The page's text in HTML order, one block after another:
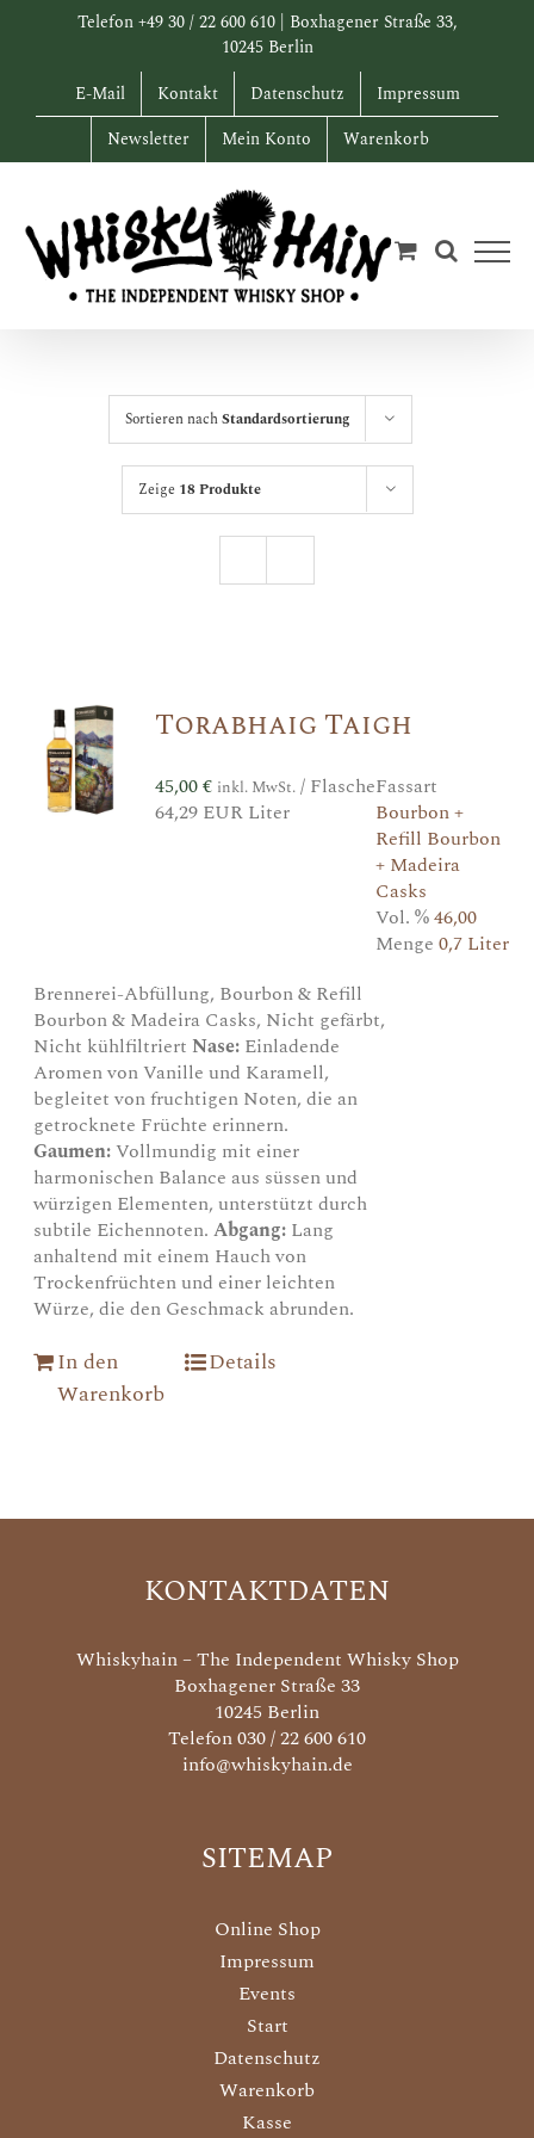
Telefon +49 30 / 22 600 610 | Boxhagener Straße 33,
10245 Berlin
E-Mail
Kontakt Datenschutz
Impressum
Newsletter
Mein Konto Warenkorb
Sortieren nachStandardsortierung
Zeige 18 Produkte
Torabhaig Taigh
45,00€ inkl. MwSt. / Flasche
64,29 EUR Liter
Fassart
Bourbon +
Refill Bourbon
+ Madeira
Casks
Vol. %46,00
Menge0,7 Liter
Brennerei-Abfüllung, Bourbon & Refill
Bourbon & Madeira Casks, Nicht gefärbt,
Nicht kühlfiltriert Nase: Einladende
Aromen von Vanille und Karamell,
begleitet von fruchtigen Noten, die an
getrocknete Früchte erinnern.
Gaumen:Vollmundig mit einer
harmonischen Balance aus süssen und
würzigen Elementen, unterstützt durch
subtile Eichennoten.Abgang: Lang
anhaltend mit einem Hauch von
Trockenfrüchten und einer leichten
Würze, die den Geschmack abrunden.
In den
Warenkorb
Details
KONTAKTDATEN
Whiskyhain – The Independent Whisky Shop
Boxhagener Straße 33
10245 Berlin
Telefon 030 / 22 600 610
info@whiskyhain.de
SITEMAP
Online Shop
Impressum
Events
Start
Datenschutz
Warenkorb
Kasse